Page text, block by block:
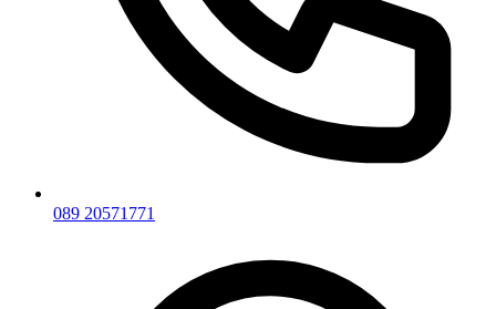
089 20571771